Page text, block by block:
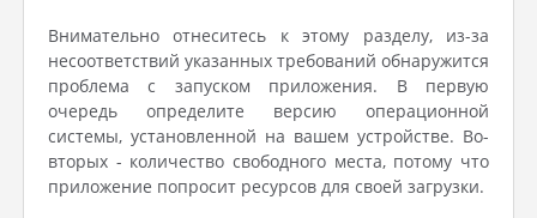
Внимательно отнеситесь к этому разделу, из-за
несоответствий указанных требований обнаружится
проблема с запуском приложения. В первую
очередь определите версию операционной
системы, установленной на вашем устройстве. Во-
вторых - количество свободного места, потому что
приложение попросит ресурсов для своей загрузки.